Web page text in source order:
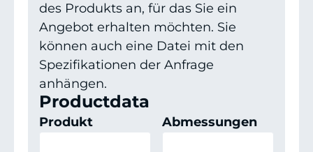
des Produkts an, für das Sie ein
Angebot erhalten möchten. Sie
können auch eine Datei mit den
Spezifikationen der Anfrage
anhängen.
Productdata
Produkt Abmessungen